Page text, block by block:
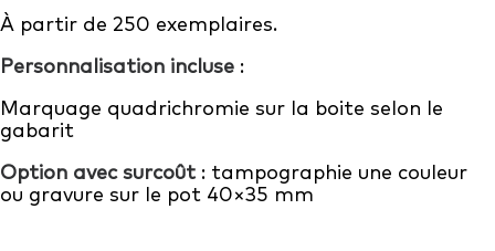
À partir de 250 exemplaires.
Personnalisation incluse :
Marquage quadrichromie sur la boite selon le
gabarit
Option avec surcoût: tampographie une couleur
ou gravure sur le pot 40×35 mm